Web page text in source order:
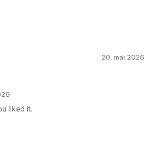
20. mai 2026
liked it.